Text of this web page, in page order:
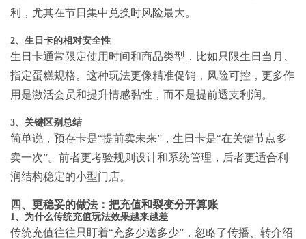
利，尤其在节日集中兑换时风险最大。
2、生日卡的相对安全性
生日卡通常限定使用时间和商品类型，比如只限生日当月、
指定蛋糕规格。这种玩法更像精准促销，风险可控，更多作
用是激活会员和提升情感黏性，而不是提前透支利润。
3、关键区别总结
简单说，预存卡是“提前卖未来”，生日卡是“在关键节点多
卖一次”。前者更考验规则设计和系统管理，后者更适合利
润结构稳定的小型门店。
四、更稳妥的做法：把充值和裂变分开算账
1、为什么传统充值玩法效果越来越差
传统充值往往只盯着“充多少送多少”，忽略了传播、转介绍